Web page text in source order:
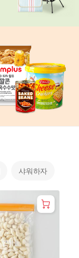
샤워하자